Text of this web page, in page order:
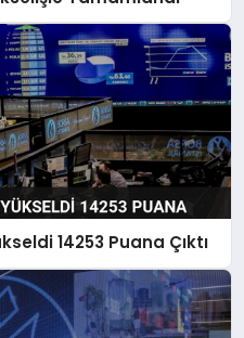
14253 Puana Çıktı